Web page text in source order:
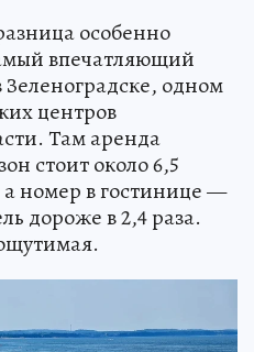
особенно
впечатляющий
Зеленоградске, одном
центров
Там аренда
стоит около 6,5
а номер в гостинице —
дороже в 2,4 раза.